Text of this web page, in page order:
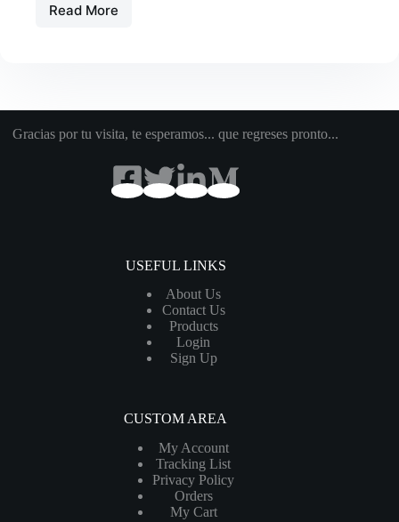
Read MoreDIFERENTES
Gracias por tu visita, te esperamos... que regreses pronto...
USEFUL LINKS
About Us
Contact Us
Products
Login
Sign Up
CUSTOM AREA
My Account
Tracking List
Privacy Policy
Orders
My Cart